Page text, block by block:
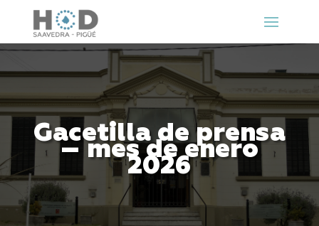
Gacetilla de prensa
– mes de enero
2026